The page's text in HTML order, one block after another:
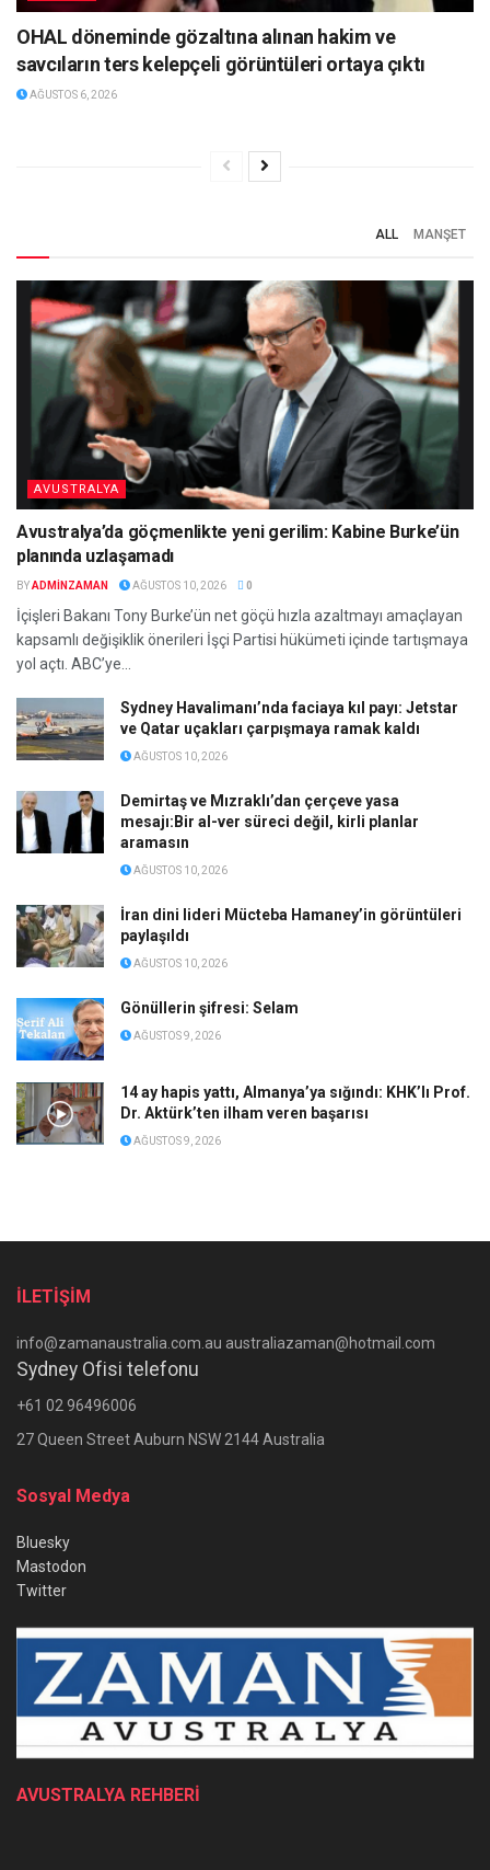
OHAL döneminde gözaltına alınan hakim ve
savcıların ters kelepçeli görüntüleri ortaya çıktı
AĞUSTOS 6, 2026
ALL MANŞET
AVUSTRALYA
Avustralya’da göçmenlikte yeni gerilim: Kabine Burke’ün
planında uzlaşamadı
BYADMINZAMAN AĞUSTOS 10, 2026 0
İçişleri Bakanı Tony Burke’ün net göçü hızla azaltmayı amaçlayan
kapsamlı değişiklik önerileri İşçi Partisi hükümeti içinde tartışmaya
yol açtı. ABC’ye...
Sydney Havalimanı’nda faciaya kıl payı: Jetstar
ve Qatar uçakları çarpışmaya ramak kaldı
AĞUSTOS 10, 2026
Demirtaş ve Mızraklı’dan çerçeve yasa
mesajı:Bir al-ver süreci değil, kirli planlar
aramasın
AĞUSTOS 10, 2026
İran dini lideri Mücteba Hamaney’in görüntüleri
paylaşıldı
AĞUSTOS 10, 2026
Gönüllerin şifresi: Selam
AĞUSTOS 9, 2026
14 ay hapis yattı, Almanya’ya sığındı: KHK’lı Prof.
Dr. Aktürk’ten ilham veren başarısı
AĞUSTOS 9, 2026
İLETİŞİM
info@zamanaustralia.com.au australiazaman@hotmail.com
Sydney Ofisi telefonu
+61 02 96496006
27 Queen Street Auburn NSW 2144 Australia
Sosyal Medya
Bluesky
Mastodon
Twitter
AVUSTRALYA REHBERİ